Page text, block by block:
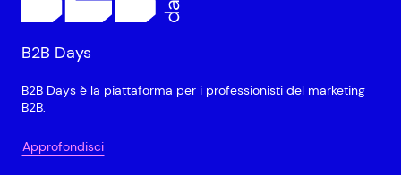
B2B Days
B2B Days è la piattaforma per i professionisti del marketing
B2B.
Approfondisci